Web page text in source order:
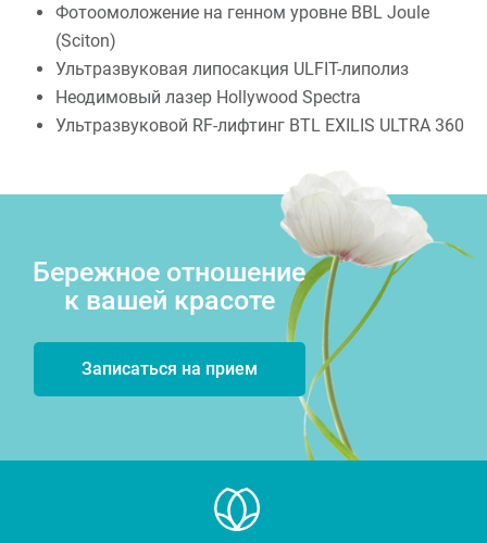
Фотоомоложение на генном уровне BBL Joule
(Sciton)
Ультразвуковая липосакция ULFIT-липолиз
Неодимовый лазер Hollywood Spectra
Ультразвуковой RF-лифтинг BTL EXILIS ULTRA 360
Бережное отношение
к вашей красоте
Записаться на прием